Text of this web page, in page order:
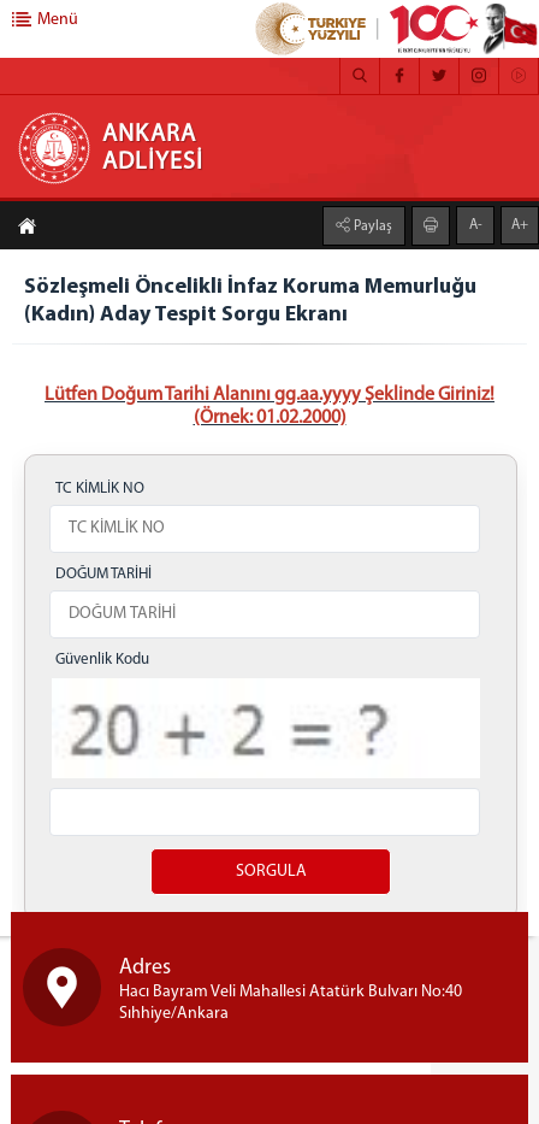
ANKARA ADLİYESİ
ANASAYFA
ADLİYEMİZ
MEDYA İLETİŞİM BÜROSU
BASIN DUYURULARI
ÇALIŞMA YÖNERGESİ
FAALİYET RAPORU
CEZA İNFAZ KURUMLARI
MAHKEMELER
C. BAŞSAVCILIĞI
CUMHURİYET BAŞSAVCISI
KOMİSYON
İCRA DAİRELERİ BŞK.
İCRA DAİRELERİ BAŞKANLIĞI
İCRA DAİRELERİ AKTARILAN DOSYA LİSTELERİ
ANKARA İCRA DAİRELERİ-İLETİŞİM
ULAŞIM/İLETİŞİM
Menü
ANKARA
ADLİYESİ
Paylaş A- A+
Sözleşmeli Öncelikli İnfaz Koruma Memurluğu
(Kadın) Aday Tespit Sorgu Ekranı
Lütfen Doğum Tarihi Alanını gg.aa.yyyy Şeklinde Giriniz!
(Örnek: 01.02.2000)
TC KİMLİK NO
DOĞUM TARİHİ
Güvenlik Kodu
Yazdır
Adres
Hacı Bayram Veli Mahallesi Atatürk Bulvarı No:40
Sıhhiye/Ankara